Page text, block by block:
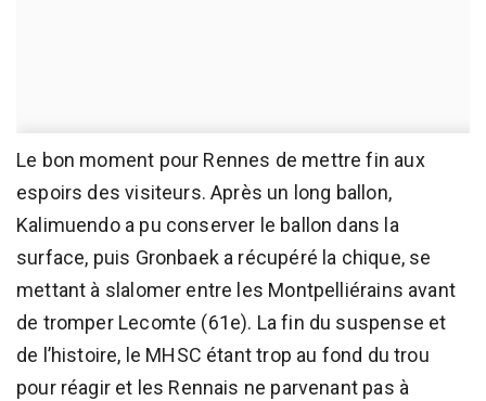
Le bon moment pour Rennes de mettre fin aux
espoirs des visiteurs. Après un long ballon,
Kalimuendo a pu conserver le ballon dans la
surface, puis Gronbaek a récupéré la chique, se
mettant à slalomer entre les Montpelliérains avant
de tromper Lecomte (61e). La fin du suspense et
de l’histoire, le MHSC étant trop au fond du trou
pour réagir et les Rennais ne parvenant pas à